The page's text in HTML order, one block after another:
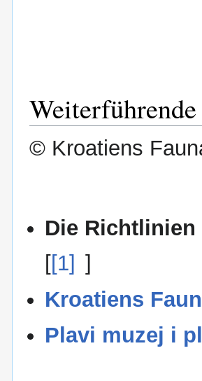
© Kroatiens
Die
[[1] ]
Kroatiens
Plavi muzej i